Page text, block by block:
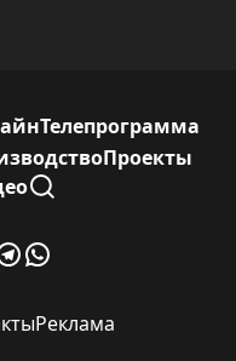
Телепрограмма
Проекты
Реклама